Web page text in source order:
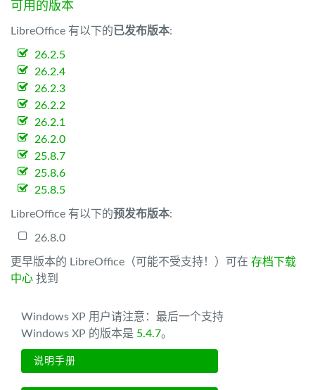
可用的版本
LibreOffice 有以下的已发布版本:
26.2.5
26.2.4
26.2.3
26.2.2
26.2.1
26.2.0
25.8.7
25.8.6
25.8.5
LibreOffice 有以下的预发布版本:
26.8.0
更早版本的 LibreOffice（可能不受支持！）可在 存档下载
中心 找到
Windows XP 用户请注意：最后一个支持
Windows XP 的版本是 5.4.7。
说明手册